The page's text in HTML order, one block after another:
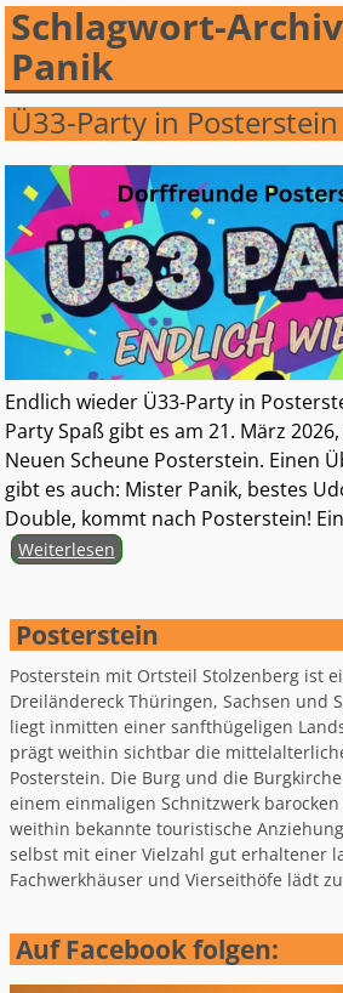
Schlagwort-
Panik
Ü33-Party in Posterstein
Endlich wieder Ü33-Party in
Party Spaß gibt es am 21. März
Neuen Scheune Posterstein. Einen
gibt es auch: Mister Panik, bestes
Double, kommt nach Posterstein!
Weiterlesen
Posterstein
Posterstein mit Ortsteil Stolzenberg ist
Dreiländereck Thüringen, Sachsen und
liegt inmitten einer sanfthügeligen
prägt weithin sichtbar die
Posterstein. Die Burg und die
einem einmaligen Schnitzwerk
weithin bekannte touristische
selbst mit einer Vielzahl gut erhaltener
Fachwerkhäuser und Vierseithöfe lädt
Auf Facebook folgen: